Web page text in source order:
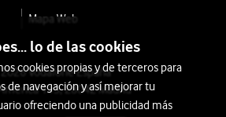
Mapa Web
Vodafone España
115, 28042 Madrid
lo de las cookies
cookies propias y de terceros para
de navegación y así mejorar tu
ofreciendo una publicidad más